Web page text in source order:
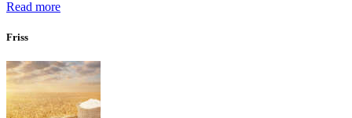
Read more
Friss